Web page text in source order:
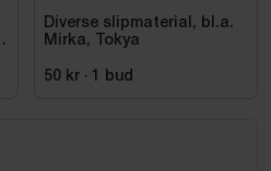
Diverse slipmaterial, bl.a.
Mirka, Tokya
50 kr · 1 bud